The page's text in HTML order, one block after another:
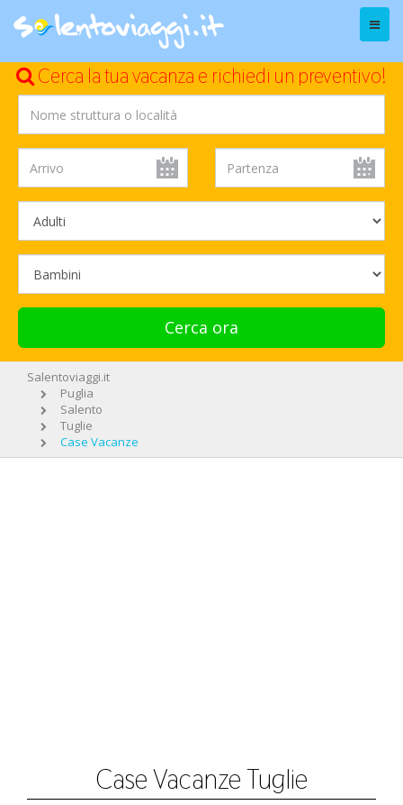
Menu
Cerca la tua vacanza e richiedi un preventivo!
Cerca ora
Salentoviaggi.it
Puglia
Salento
Tuglie
Case Vacanze
Case Vacanze Tuglie